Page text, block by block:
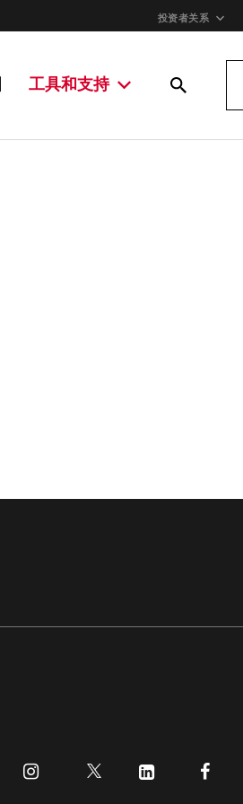
投资者关系
工具和支持